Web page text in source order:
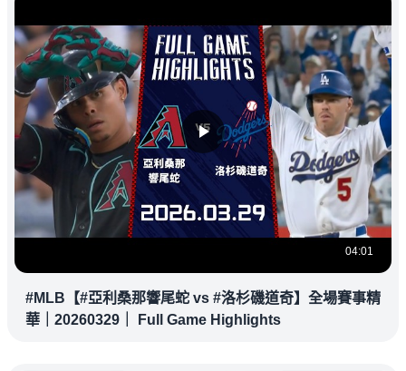
04:01
#MLB【#亞利桑那響尾蛇 vs #洛杉磯道奇】全場賽事精
華｜20260329｜ Full Game Highlights